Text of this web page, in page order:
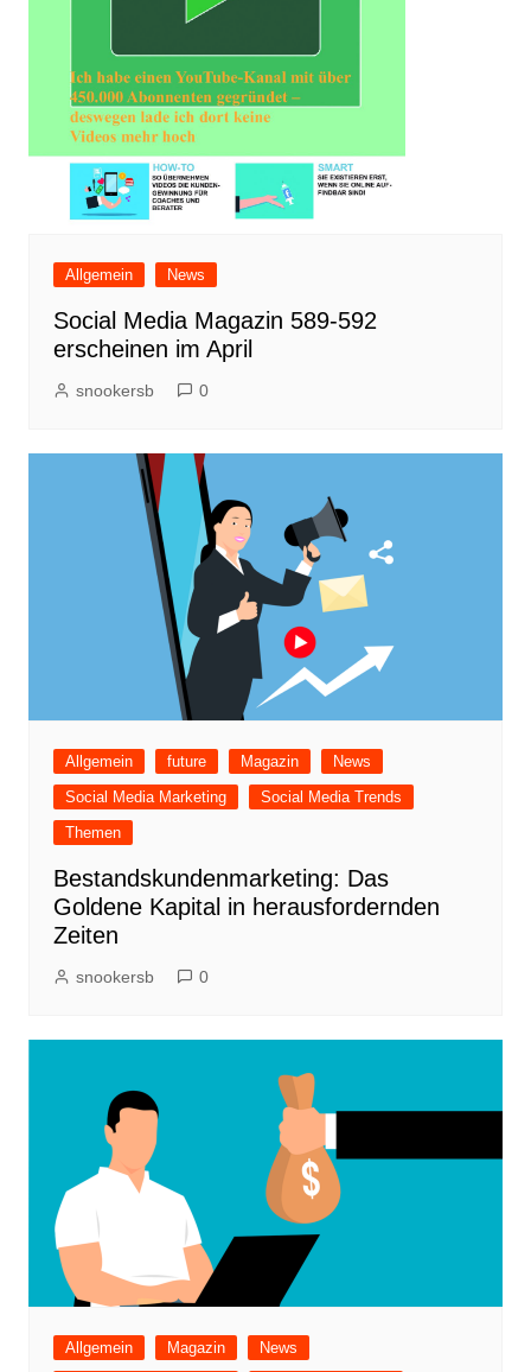
Allgemein News
Social Media Magazin 589-592
erscheinen im April
snookersb 0
Allgemein future Magazin
News
Social Media Marketing
Social Media Trends
Themen
Bestandskundenmarketing: Das
Goldene Kapital in herausfordernden
Zeiten
snookersb 0
Allgemein Magazin
News